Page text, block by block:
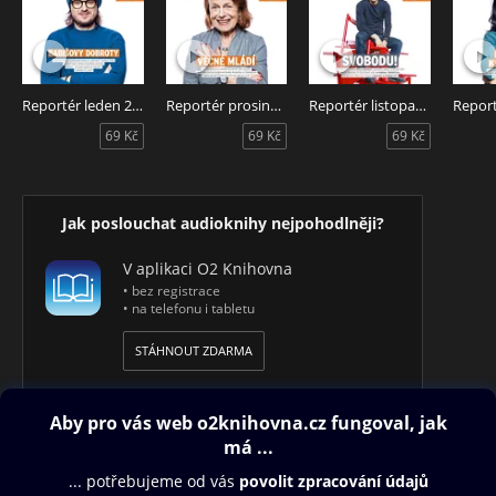
22. V Kolumbii
23. Kam kráčí daněk na víně
Reportér květen 2019 – Audiotéka ve spolupráci s
verzi. Čte David Viktora.
Reportér leden 2020
69 Kč
Reportér prosinec 2019
69 Kč
Reportér listopad 2019
69 Kč
Jak poslouchat audioknihy nejpohodlněji?
V aplikaci O2 Knihovna
• bez registrace
• na telefonu i tabletu
STÁHNOUT ZDARMA
Obsah ke stažení